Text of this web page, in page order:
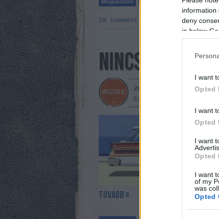
information
deny
in below
I want
Opted
I want
Opted
I want
Opted
I want
of my
was
Opted
58 komment
NINCS MIT
2015. május 27. -ommm
Címkék:
Két kör
tovább »